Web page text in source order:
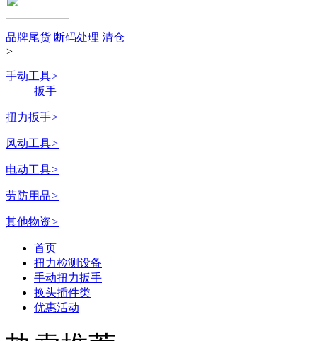
品牌尾货 断码处理 清仓
>
手动工具>
扳手
扭力扳手>
风动工具>
电动工具>
劳防用品>
其他物资>
首页
扭力检测设备
手动扭力扳手
换头插件类
优惠活动